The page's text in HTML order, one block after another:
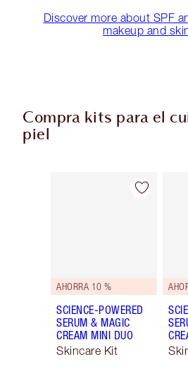
Discover more about SPF
makeup and
Compra kits para el
piel
Artículo 1 de 48
AHORRA 10 %
SCIENCE-POWERED
SERUM & MAGIC
CREAM MINI DUO
Skincare Kit